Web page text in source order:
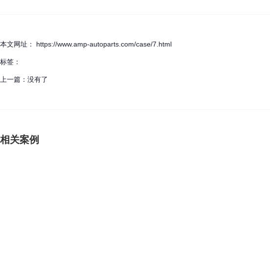
本文网址： https://www.amp-autoparts.com/case/7.html
标签：
上一篇： 没有了
相关案例